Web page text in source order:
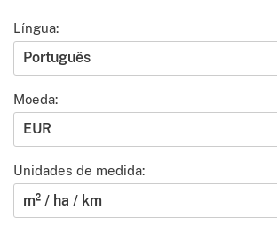
Língua:
Português
Moeda:
EUR
Unidades de medida:
m² / ha / km